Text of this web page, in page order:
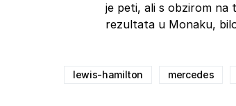
je peti, ali s obzirom na
rezultata u Monaku,
lewis-hamilton mercedes